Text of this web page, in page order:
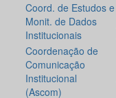
Coord. de Estudos e
Monit. de Dados
Institucionais
Coordenação de
Comunicação
Institucional
(Ascom)